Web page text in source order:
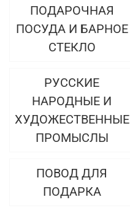
ПОДАРОЧНАЯ
ПОСУДА И БАРНОЕ
СТЕКЛО
РУССКИЕ
НАРОДНЫЕ И
ХУДОЖЕСТВЕННЫЕ
ПРОМЫСЛЫ
ПОВОД ДЛЯ
ПОДАРКА